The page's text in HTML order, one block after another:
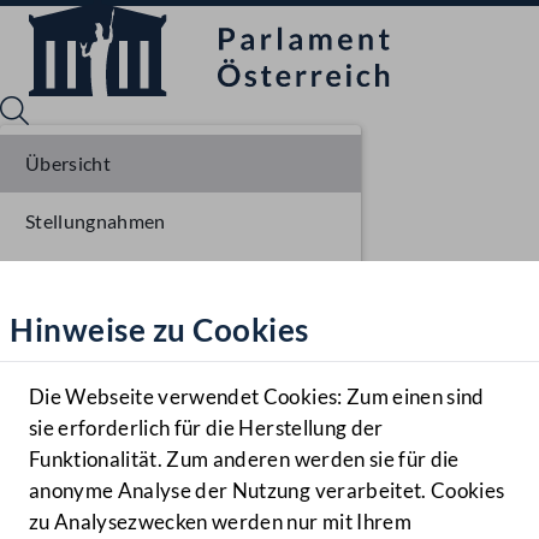
Hilfe
Benutzer
Navigationsmenü öffnen
MENÜ
Hinweise zu Cookies
Die Webseite verwendet Cookies: Zum einen sind
sie erforderlich für die Herstellung der
Funktionalität. Zum anderen werden sie für die
anonyme Analyse der Nutzung verarbeitet. Cookies
zu Analysezwecken werden nur mit Ihrem
Übersicht
Stellungnahmen
Einlangen NR